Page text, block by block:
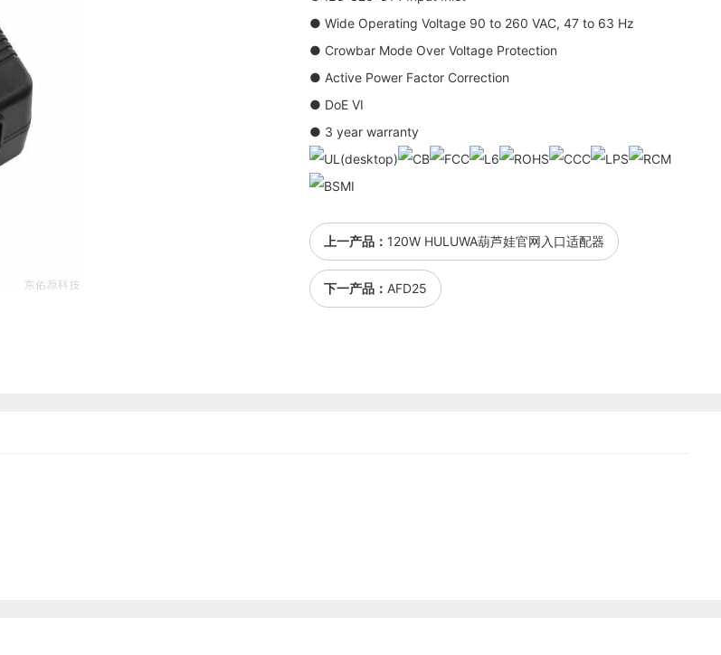
● Wide Operating Voltage 90 to 260 VAC, 47 to 63 Hz
● Crowbar Mode Over Voltage Protection
● Active Power Factor Correction
● DoE VI
● 3 year warranty
上一产品： 120W HULUWA葫芦娃官网入口适配器
下一产品： AFD25